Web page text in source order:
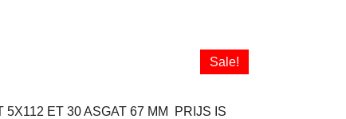
Sale!
ET 30 ASGAT 67 MM PRIJS IS